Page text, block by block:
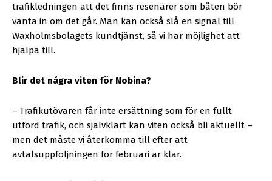
trafikledningen att det finns resenärer som båten bör
vänta in om det går. Man kan också slå en signal till
Waxholmsbolagets kundtjänst, så vi har möjlighet att
hjälpa till.
Blir det några viten för Nobina?
– Trafikutövaren får inte ersättning som för en fullt
utförd trafik, och självklart kan viten också bli aktuellt –
men det måste vi återkomma till efter att
avtalsuppföljningen för februari är klar.